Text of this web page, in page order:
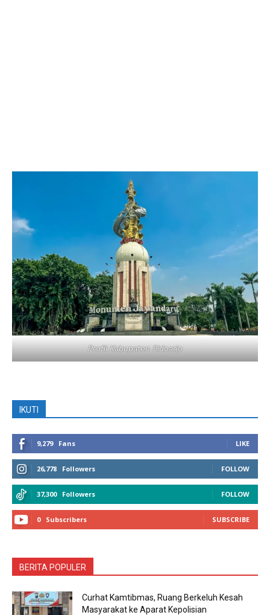
Profil Kabupaten Sidoarjo
IKUTI
9,279 Fans LIKE
26,778 Followers FOLLOW
37,300 Followers FOLLOW
0 Subscribers SUBSCRIBE
BERITA POPULER
Curhat Kamtibmas, Ruang Berkeluh Kesah
Masyarakat ke Aparat Kepolisian